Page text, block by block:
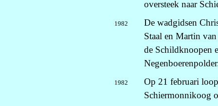
oversteek naar
1982
De wadgidsen
Staal en Martin
de Schildknoopen
1982
Op 21 februari
Schiermonnikoog